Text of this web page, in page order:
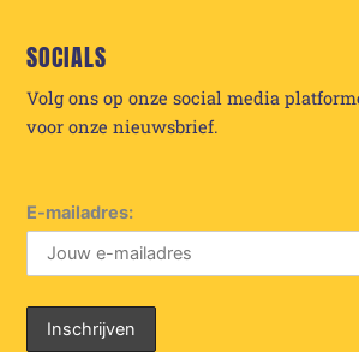
SOCIALS
Volg ons op onze social media
voor onze nieuwsbrief.
E-mailadres: